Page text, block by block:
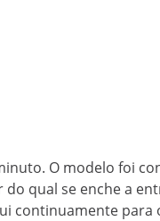
de
de
sempre a garantia
O modelo foi
qual se enche a
continuamente para